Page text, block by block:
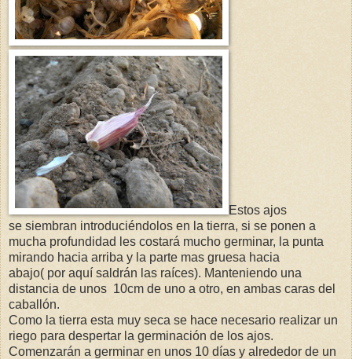
Estos ajos
se siembran introduciéndolos en la tierra, si se ponen a
mucha profundidad les costará mucho germinar, la punta
mirando hacia arriba y la parte mas gruesa hacia
abajo( por aquí saldrán las raíces). Manteniendo una
distancia de unos 10cm de uno a otro, en ambas caras del
caballón.
Como la tierra esta muy seca se hace necesario realizar un
riego para despertar la germinación de los ajos.
Comenzarán a germinar en unos 10 días y alrededor de un